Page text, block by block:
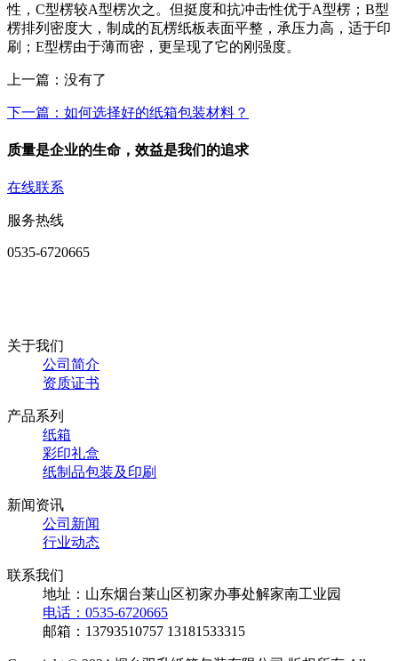
性，C型楞较A型楞次之。但挺度和抗冲击性优于A型楞；B型
楞排列密度大，制成的瓦楞纸板表面平整，承压力高，适于印
刷；E型楞由于薄而密，更呈现了它的刚强度。
上一篇：没有了
下一篇：如何选择好的纸箱包装材料？
质量是企业的生命，效益是我们的追求
在线联系
服务热线
0535-6720665
关于我们
公司简介
资质证书
产品系列
纸箱
彩印礼盒
纸制品包装及印刷
新闻资讯
公司新闻
行业动态
联系我们
地址：山东烟台莱山区初家办事处解家南工业园
电话：0535-6720665
邮箱：13793510757 13181533315